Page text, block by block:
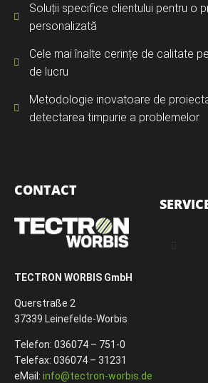
Soluții specifice clientului pentru o
personalizată
Cele mai înalte cerințe de calitate
de lucru
Metodologie inovatoare de
detectarea timpurie a problemelor
CONTACT
TECTRON WORBIS GmbH
Querstraße 2
37339 Leinefelde-Worbis
Telefon: 036074 – 751-0
Telefax: 036074 – 31231
eMail: info@tectron-worbis.de